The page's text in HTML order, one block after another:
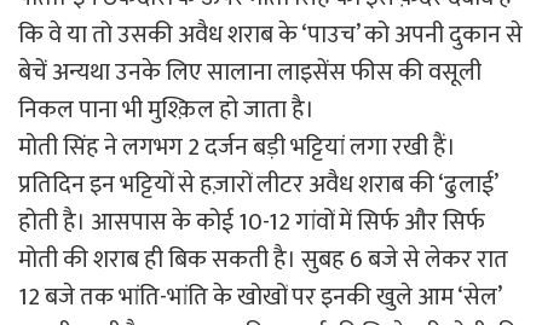
कि वे या तो उसकी अवैध शराब के ‘पाउच’ को अपनी दुकान से
बेचें अन्यथा उनके लिए सालाना लाइसेंस फीस की वसूली
निकल पाना भी मुश्क़िल हो जाता है।
मोती सिंह ने लगभग 2 दर्जन बड़ी भट्टियां लगा रखी हैं।
प्रतिदिन इन भट्टियों से हज़ारों लीटर अवैध शराब की ‘ढुलाई’
होती है। आसपास के कोई 10-12 गांवों में सिर्फ और सिर्फ
मोती की शराब ही बिक सकती है। सुबह 6 बजे से लेकर रात
12 बजे तक भांति-भांति के खोखों पर इनकी खुले आम ‘सेल’